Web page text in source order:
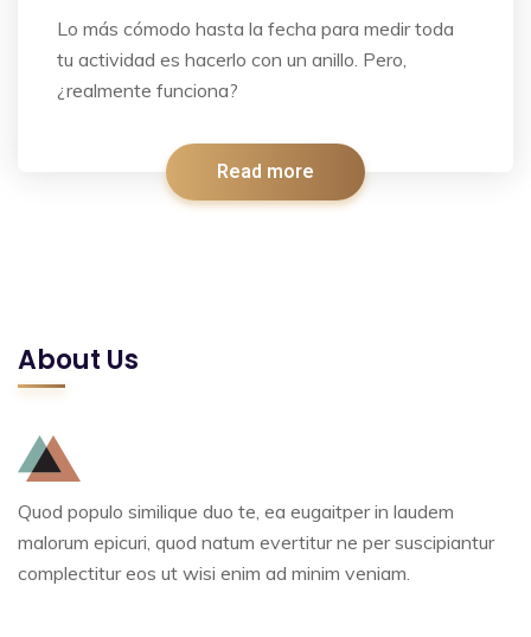
Lo más cómodo hasta la fecha para medir toda
tu actividad es hacerlo con un anillo. Pero,
¿realmente funciona?
Read more
About Us
Quod populo similique duo te, ea eugaitper in laudem
malorum epicuri, quod natum evertitur ne per suscipiantur
complectitur eos ut wisi enim ad minim veniam.